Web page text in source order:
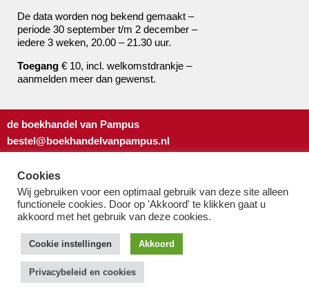
De data worden nog bekend gemaakt –
periode 30 september t/m 2 december –
iedere 3 weken, 20.00 – 21.30 uur.
Toegang € 10, incl. welkomstdrankje –
aanmelden meer dan gewenst.
de boekhandel van Pampus
bestel@boekhandelvanpampus.nl
1019 JK Amsterdam
u appt ons 06 1544 8310
u belt ons 020 419 3023
Algemene Voorwaarden
Privacy-beleid & cookies
Cookies
Wij gebruiken voor een optimaal gebruik van deze site alleen
functionele cookies. Door op 'Akkoord' te klikken gaat u
akkoord met het gebruik van deze cookies.
Cookie instellingen Akkoord
Privacybeleid en cookies